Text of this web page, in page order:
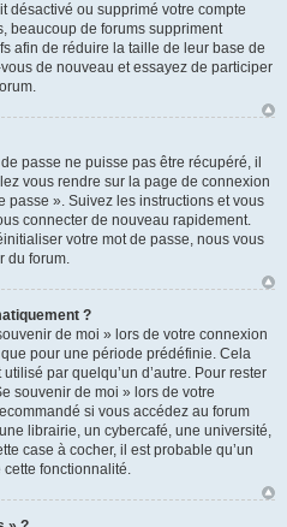
désactivé ou supprimé votre compte
beaucoup de forums suppriment
afin de réduire la taille de leur base de
de nouveau et essayez de participer
passe ne puisse pas être récupéré, il
vous rendre sur la page de connexion
passe ». Suivez les instructions et vous
connecter de nouveau rapidement.
votre mot de passe, nous vous
du forum.
?
de moi » lors de votre connexion
pour une période prédéfinie. Cela
par quelqu’un d’autre. Pour rester
souvenir de moi » lors de votre
si vous accédez au forum
librairie, un cybercafé, une université,
case à cocher, il est probable qu’un
fonctionnalité.